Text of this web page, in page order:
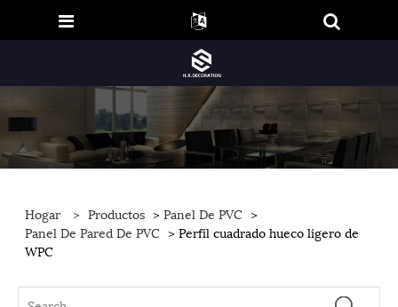
Hogar > Productos >Panel De PVC >
Panel De Pared De PVC > Perfil cuadrado hueco ligero de
WPC